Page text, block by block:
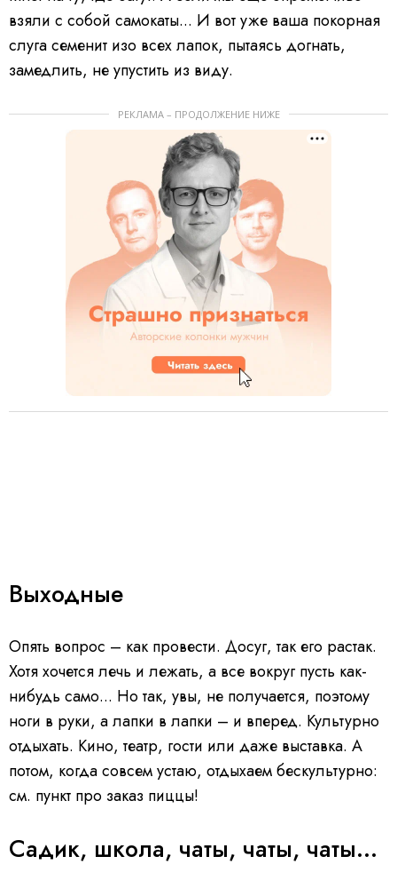
взяли с собой самокаты... И вот уже ваша покорная
слуга семенит изо всех лапок, пытаясь догнать,
замедлить, не упустить из виду.
РЕКЛАМА – ПРОДОЛЖЕНИЕ НИЖЕ
Выходные
Опять вопрос – как провести. Досуг, так его растак.
Хотя хочется лечь и лежать, а все вокруг пусть как-
нибудь само... Но так, увы, не получается, поэтому
ноги в руки, а лапки в лапки – и вперед. Культурно
отдыхать. Кино, театр, гости или даже выставка. А
потом, когда совсем устаю, отдыхаем бескультурно:
см. пункт про заказ пиццы!
Садик, школа, чаты, чаты, чаты...